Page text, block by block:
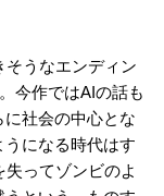
そうなエンディン
今作ではAIの話も
社会の中心とな
になる時代はす
ってゾンビのよ